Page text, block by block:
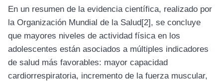
En un resumen de la evidencia científica, realizado por
la Organización Mundial de la Salud[2], se concluye
que mayores niveles de actividad física en los
adolescentes están asociados a múltiples indicadores
de salud más favorables: mayor capacidad
cardiorrespiratoria, incremento de la fuerza muscular,